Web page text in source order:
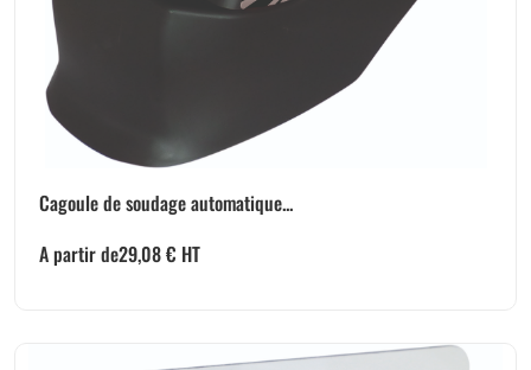
Cagoule de soudage automatique...
A partir de29,08€ HT